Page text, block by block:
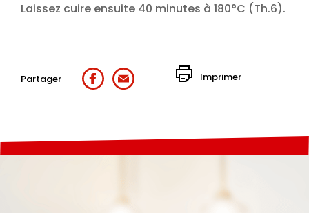
Laissez cuire ensuite 40 minutes à 180°C (Th.6).
Partager Imprimer